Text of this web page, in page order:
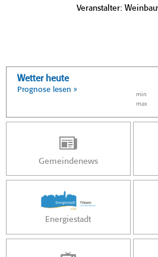
Veranstalter:
Wetter heute
Prognose lesen »
min
max
Gemeindenews
Energiestadt